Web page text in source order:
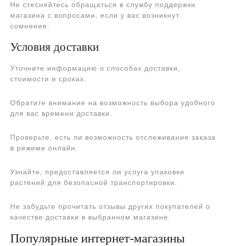
Не стесняйтесь обращаться в службу поддержки
магазина с вопросами, если у вас возникнут
сомнения.
Условия доставки
Уточните информацию о способах доставки,
стоимости и сроках.
Обратите внимание на возможность выбора удобного
для вас времени доставки.
Проверьте, есть ли возможность отслеживания заказа
в режиме онлайн.
Узнайте, предоставляется ли услуга упаковки
растений для безопасной транспортировки.
Не забудьте прочитать отзывы других покупателей о
качестве доставки в выбранном магазине.
Популярные интернет-магазины